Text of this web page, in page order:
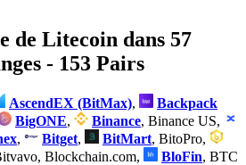
de Litecoin dans 57
- 153 Pairs
AscendEX (BitMax),
Backpack
BigONE, Binance, Binance US,
, Bitget, BitMart, BitoPro,
Blockchain.com, BloFin, BTC